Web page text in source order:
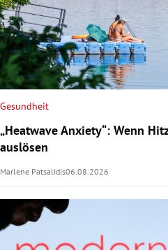
Gesundheit
„Heatwave Anxiety“: Wenn
auslösen
Marlene Patsalidis06.08.2026